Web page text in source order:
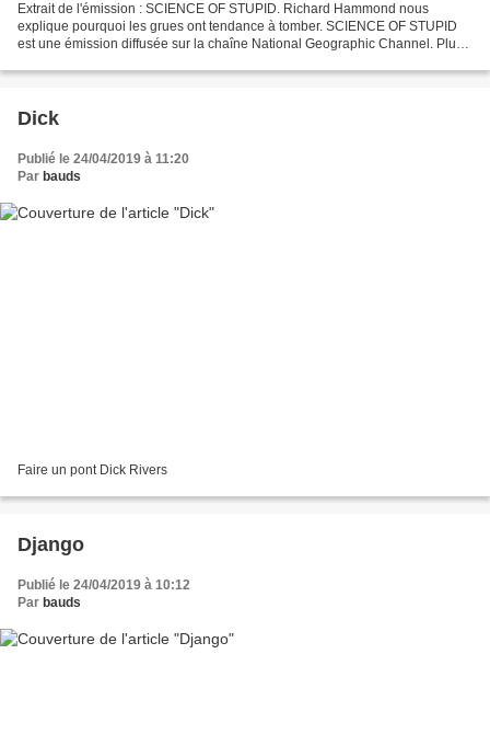
Extrait de l'émission : SCIENCE OF STUPID. Richard Hammond nous
explique pourquoi les grues ont tendance à tomber. SCIENCE OF STUPID
est une émission diffusée sur la chaîne National Geographic Channel. Plus
Dick
Publié le 24/04/2019 à 11:20
Par bauds
Faire un pont Dick Rivers
Django
Publié le 24/04/2019 à 10:12
Par bauds